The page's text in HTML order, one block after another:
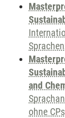
and
ohne